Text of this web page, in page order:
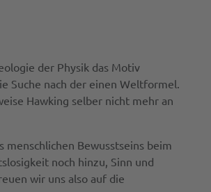
der Physik das Motiv
Suche nach der einen Weltformel.
Hawking selber nicht mehr an
menschlichen Bewusstseins beim
noch hinzu, Sinn und
wir uns also auf die